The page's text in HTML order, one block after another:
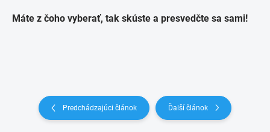
Máte z čoho vyberať, tak skúste a presvedčte sa sami!
Predchádzajúci článok Ďalší článok